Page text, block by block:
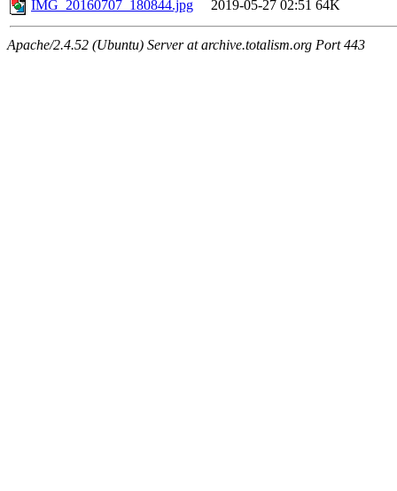
IMG_20160707_180844.jpg
2019-05-27 02:51 64K
Apache/2.4.52 (Ubuntu) Server at archive.totalism.org Port 443